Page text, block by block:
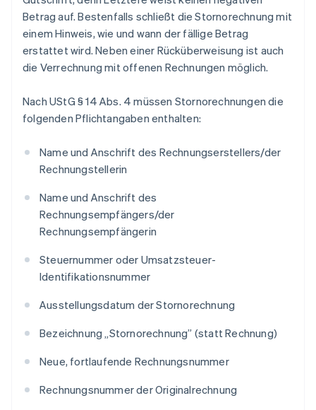
Betrag auf. Bestenfalls schließt die Stornorechnung mit
einem Hinweis, wie und wann der fällige Betrag
erstattet wird. Neben einer Rücküberweisung ist auch
die Verrechnung mit offenen Rechnungen möglich.
Nach UStG § 14 Abs. 4 müssen Stornorechnungen die
folgenden Pflichtangaben enthalten:
Name und Anschrift des Rechnungserstellers/der
Rechnungstellerin
Name und Anschrift des
Rechnungsempfängers/der
Rechnungsempfängerin
Steuernummer oder Umsatzsteuer-
Identifikationsnummer
Ausstellungsdatum der Stornorechnung
Bezeichnung „Stornorechnung” (statt Rechnung)
Neue, fortlaufende Rechnungsnummer
Rechnungsnummer der Originalrechnung